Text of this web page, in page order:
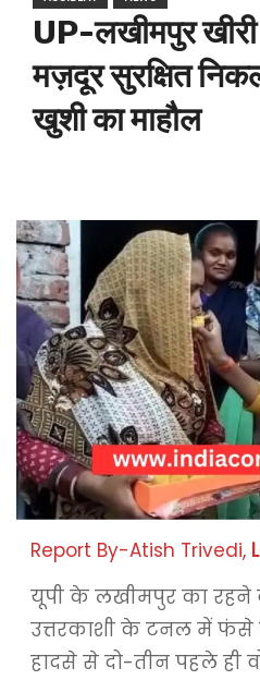
UP-लखीमपुर
मज़दूर सुरक्षित
खुशी का माहौल
Report By-Atish Trivedi,
यूपी के लखीमपुर का रहने
उत्तरकाशी के टनल में फंसे
हादसे से दो-तीन पहले ही